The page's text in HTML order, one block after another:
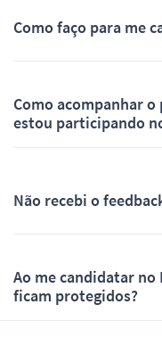
Como faço para me
Como acompanhar
estou participando
Não recebi o
Ao me candidatar no
ficam protegidos?